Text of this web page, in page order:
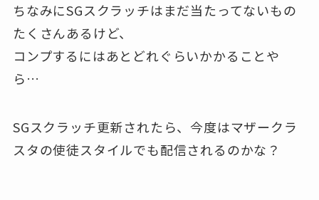
ちなみにSGスクラッチはまだ当たってないもの
たくさんあるけど、
コンプするにはあとどれぐらいかかることや
ら…
SGスクラッチ更新されたら、今度はマザークラ
スタの使徒スタイルでも配信されるのかな？